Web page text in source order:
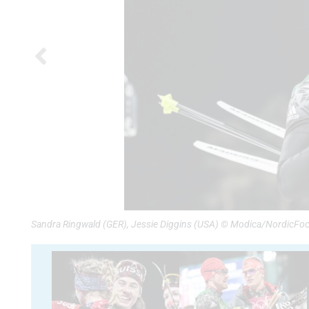
Sandra Ringwald (GER), Jessie Diggins (USA) © Modica/